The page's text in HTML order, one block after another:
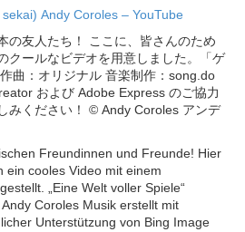
Andy Coroles – YouTube
の友人たち！ ここに、皆さんのため
クールなビデオを用意しました。「ゲ
曲：オリジナル 音楽制作：song.do
および Adobe Express のご協力
みください！ © Andy Coroles アンデ
Freundinnen und Freunde! Hier
ein cooles Video mit einem
„Eine Welt voller Spiele“
Coroles Musik erstellt mit
Unterstützung von Bing Image